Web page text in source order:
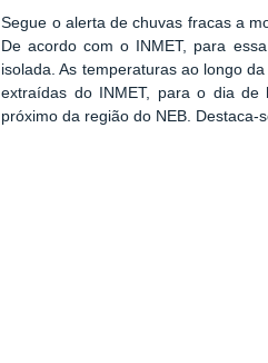
Segue o alerta de chuvas fracas a
De acordo com o INMET, para
isolada. As temperaturas ao longo
extraídas do INMET, para o dia de
próximo da região do NEB.